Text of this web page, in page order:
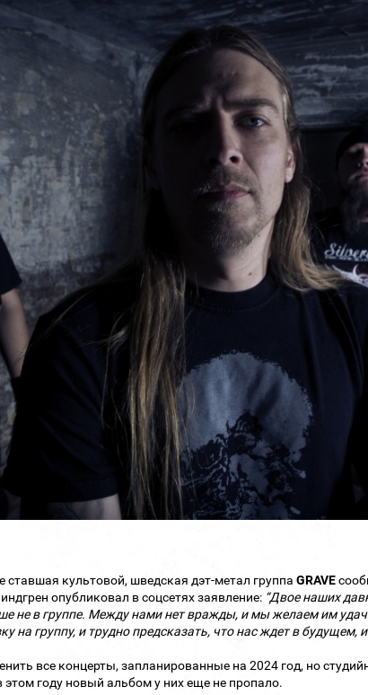
ставшая культовой, шведская дэт-метал группа GRAVE
опубликовал в соцсетях заявление: “Двое наших
не в группе. Между нами нет вражды, и мы желаем им
на группу, и трудно предсказать, что нас ждет в будущем,
все концерты, запланированные на 2024 год, но
году новый альбом у них еще не пропало.